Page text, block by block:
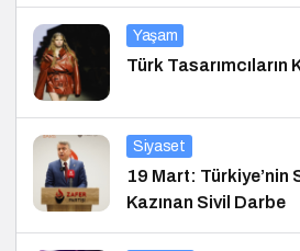
Yaşam
Türk Tasarımcıların
Siyaset
19 Mart: Türkiye’nin
Kazınan Sivil Darbe